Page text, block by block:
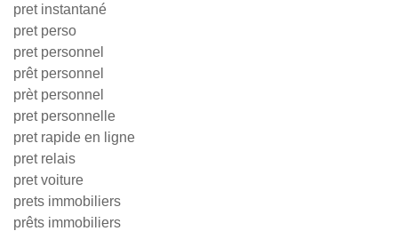
pret instantané
pret perso
pret personnel
prêt personnel
prèt personnel
pret personnelle
pret rapide en ligne
pret relais
pret voiture
prets immobiliers
prêts immobiliers